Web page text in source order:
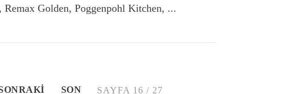
Golden, Poggenpohl Kitchen, ...
SAYFA 16 / 27
SON